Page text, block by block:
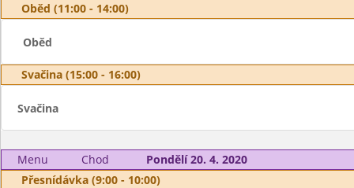
Oběd (11:00 - 14:00)
Oběd
Svačina (15:00 - 16:00)
Svačina
Menu Chod
Pondělí 20. 4. 2020
Přesnídávka (9:00 - 10:00)